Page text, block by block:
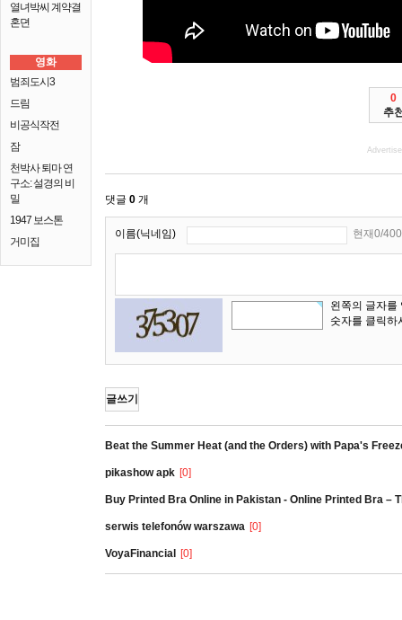
열녀박씨 계약결
혼뎐
영화
범죄도시3
드림
비공식작전
잠
천박사 퇴마 연
구소: 설경의 비
밀
1947 보스톤
거미집
0
추
댓글 0 개
이름(닉네임) 현재0/
왼쪽의 글자를
숫자를 클릭하
글쓰기
Beat the Summer Heat (and the Orders) with Papa's
pikashow apk [0]
Buy Printed Bra Online in Pakistan - Online Printed Bra –
serwis telefonów warszawa [0]
VoyaFinancial [0]